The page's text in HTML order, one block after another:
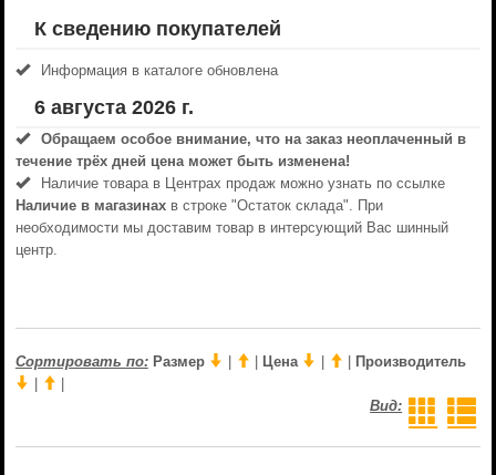
К сведению покупателей
Информация в каталоге обновлена
6 августа 2026 г.
Обращаем особое внимание, что на заказ неоплаченный в
течениe трёх дней цена может быть изменена!
Наличие товара в Центрах продаж можно узнать по ссылке
Наличие в магазинахв строке "Остаток склада". При
необходимости мы доставим товар в интерсующий Вас шинный
центр.
Сортировать по: Размер Цена
Производитель
Вид: